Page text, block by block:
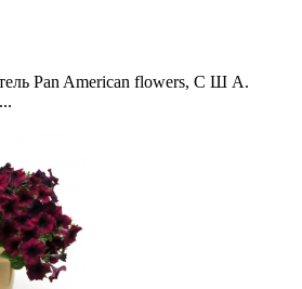
Pan American flowers, С Ш А.